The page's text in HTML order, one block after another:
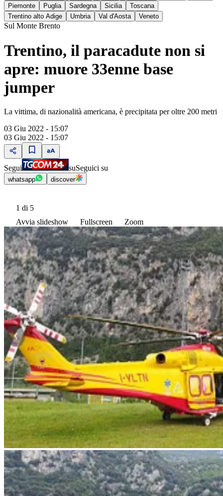
Piemonte
Puglia Sardegna Sicilia
Toscana
Trentino alto Adige
Umbria Val d'Aosta Veneto
Sul Monte Brento
Trentino, il paracadute non si
apre: muore 33enne base
jumper
La vittima, di nazionalità americana, è precipitata per oltre 200 metri
03 Giu 2022 - 15:07
03 Giu 2022 - 15:07
Segui suSeguici su
whatsapp discover
1 di 5
Avvia slideshow
Fullscreen Zoom